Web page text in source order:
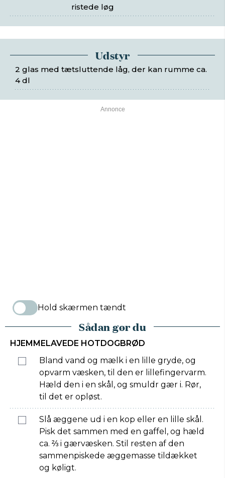
ristede løg
Udstyr
2 glas med tætsluttende låg, der kan rumme ca.
4 dl
Hold skærmen tændt
Sådan gør du
HJEMMELAVEDE HOTDOGBRØD
Bland vand og mælk i en lille gryde, og
opvarm væsken, til den er lillefingervarm.
Hæld den i en skål, og smuldr gær i. Rør,
til det er opløst.
Slå æggene ud i en kop eller en lille skål.
Pisk det sammen med en gaffel, og hæld
ca. ⅔ i gærvæsken. Stil resten af den
sammenpiskede æggemasse tildækket
og køligt.